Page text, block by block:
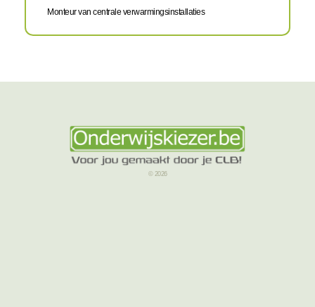
Monteur van centrale verwarmingsinstallaties
© 2026